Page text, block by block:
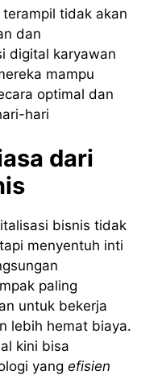
terampil tidak akan
dan
digital karyawan
mampu
optimal dan
hari
dari
bisnis tidak
menyentuh inti
paling
untuk bekerja
lebih hemat biaya.
kini bisa
yang efisien